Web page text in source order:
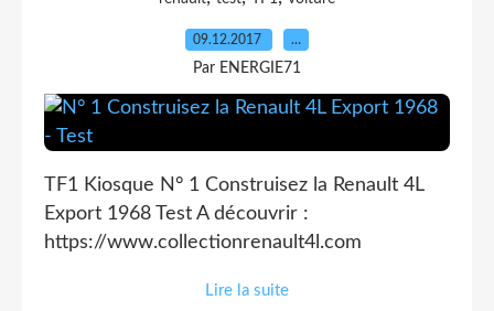
09.12.2017 …
Par ENERGIE71
TF1 Kiosque N° 1 Construisez la Renault 4L
Export 1968 Test A découvrir :
https://www.collectionrenault4l.com
Lire la suite